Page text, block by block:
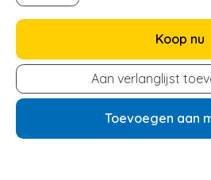
Koop nu
Aan verlanglijst
Toevoegen aan